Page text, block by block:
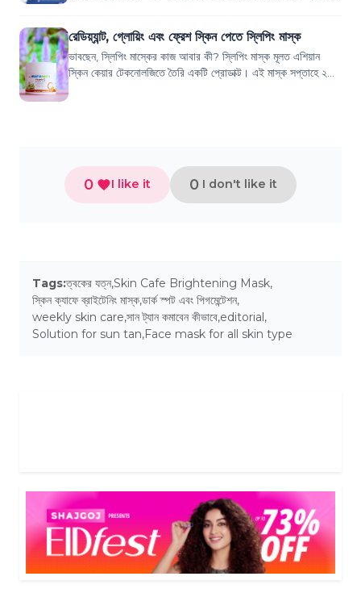
রেডিয়্যান্ট, গ্লোয়িং এবং ফ্রেশ স্কিন পেতে স্লিপিং মাস্ক
ভাবছেন, স্লিপিং মাস্কের কাজ আবার কী? স্লিপিং মাস্ক মূলত এশিয়ান
স্কিন কেয়ার টেকনোলজিতে তৈরি একটি প্রোডাক্ট। এই মাস্ক সপ্তাহে ২
0 I like it 0 I don't like it
Tags:ত্বকের যত্ন,Skin Cafe Brightening Mask,
স্কিন ক্যাফে ব্রাইটেনিং মাস্ক,ডার্ক স্পট এবং পিগমেন্টেশন,
weekly skin care,সান ট্যান কমাবেন কীভাবে,editorial,
Solution for sun tan,Face mask for all skin type